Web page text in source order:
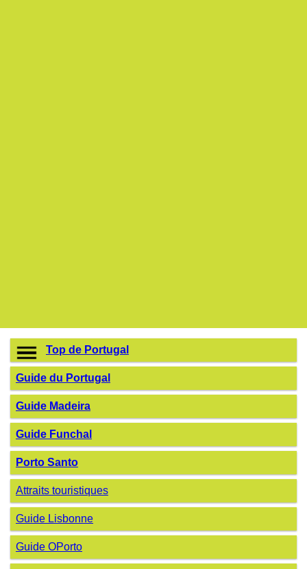
Top de Portugal
Guide du Portugal
Guide Madeira
Guide Funchal
Porto Santo
Attraits touristiques
Guide Lisbonne
Guide OPorto